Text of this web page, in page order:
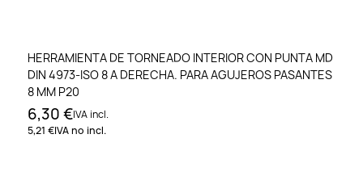
HERRAMIENTA DE TORNEADO INTERIOR CON PUNTA MD
DIN 4973-ISO 8 A DERECHA. PARA AGUJEROS PASANTES
8 MM P20
6,30 €IVA incl.
5,21 €IVA no incl.